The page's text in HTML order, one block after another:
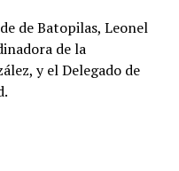
de Batopilas, Leonel
de la
y el Delegado de